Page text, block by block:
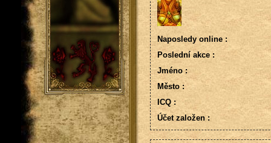
Naposledy online :
Poslední akce :
Jméno :
Město :
ICQ :
Účet založen :